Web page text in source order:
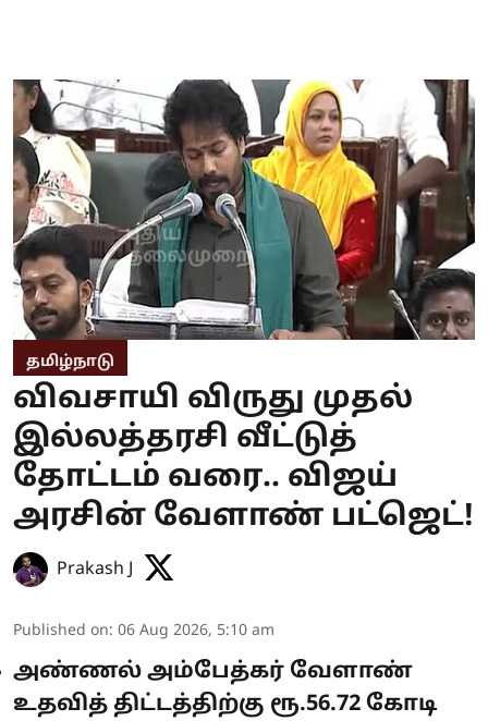
தமிழ்நாடு
விவசாயி விருது முதல்
இல்லத்தரசி வீட்டுத்
தோட்டம் வரை.. விஜய்
அரசின் வேளாண் பட்ஜெட்!
Prakash J
Published on: 06 Aug 2026, 5:10 am
அண்ணல் அம்பேத்கர் வேளாண்
உதவித் திட்டத்திற்கு ரூ.56.72 கோடி